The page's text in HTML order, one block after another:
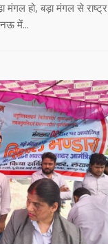
मंगल हो, बड़ा मंगल से राष्ट्र
में...